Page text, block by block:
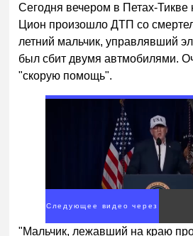
Сегодня вечером в Петах-
Цион произошло ДТП со
летний мальчик, управлявший
был сбит двумя автмобилями.
"скорую помощь".
Следующее видео через
1
"Мальчик, лежавший на краю